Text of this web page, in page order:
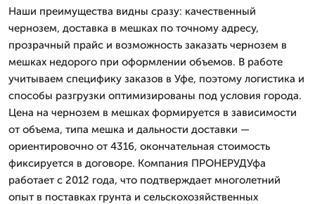
Наши преимущества видны сразу: качественный
чернозем, доставка в мешках по точному адресу,
прозрачный прайс и возможность заказать чернозем в
мешках недорого при оформлении объемов. В работе
учитываем специфику заказов в Уфе, поэтому логистика и
способы разгрузки оптимизированы под условия города.
Цена на чернозем в мешках формируется в зависимости
от объема, типа мешка и дальности доставки —
ориентировочно от 4316, окончательная стоимость
фиксируется в договоре. Компания ПРОНЕРУДУфа
работает с 2012 года, что подтверждает многолетний
опыт в поставках грунта и сельскохозяйственных